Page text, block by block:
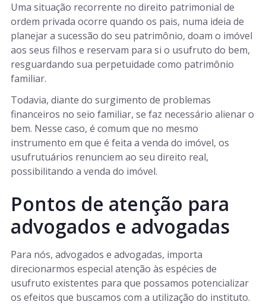
Uma situação recorrente no direito patrimonial de
ordem privada ocorre quando os pais, numa ideia de
planejar a sucessão do seu patrimônio, doam o imóvel
aos seus filhos e reservam para si o usufruto do bem,
resguardando sua perpetuidade como patrimônio
familiar.
Todavia, diante do surgimento de problemas
financeiros no seio familiar, se faz necessário alienar o
bem. Nesse caso, é comum que no mesmo
instrumento em que é feita a venda do imóvel, os
usufrutuários renunciem ao seu direito real,
possibilitando a venda do imóvel.
Pontos de atenção para
advogados e advogadas
Para nós, advogados e advogadas, importa
direcionarmos especial atenção às espécies de
usufruto existentes para que possamos potencializar
os efeitos que buscamos com a utilização do instituto.